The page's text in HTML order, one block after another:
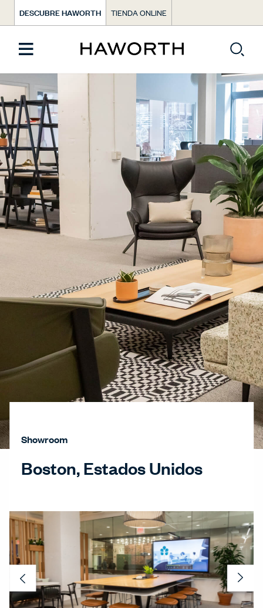
DESCUBRE HAWORTH TIENDA ONLINE
Showroom
Boston, Estados Unidos
Previous